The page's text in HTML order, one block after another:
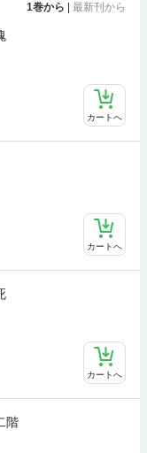
1巻から 最新刊から
カートへ
カートへ
カートへ
階